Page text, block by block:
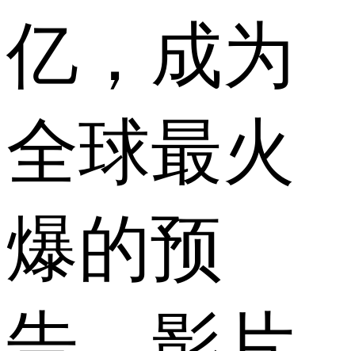
亿，成为
全球最火
爆的预